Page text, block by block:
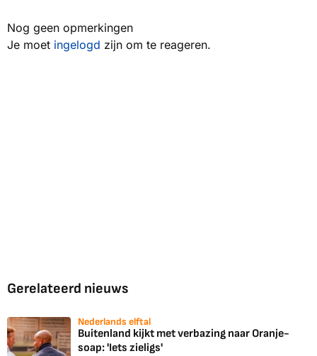
Nog geen opmerkingen
Je moet ingelogd zijn om te reageren.
Gerelateerd nieuws
Nederlands elftal
Buitenland kijkt met verbazing naar Oranje-
soap: 'Iets zieligs'